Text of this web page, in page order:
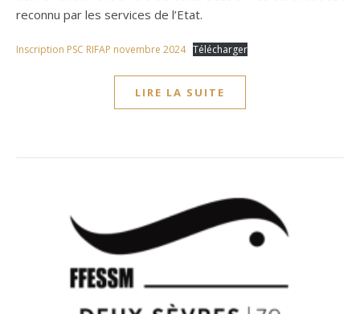
reconnu par les services de l’Etat.
Inscription PSC RIFAP novembre 2024 Télécharger
LIRE LA SUITE